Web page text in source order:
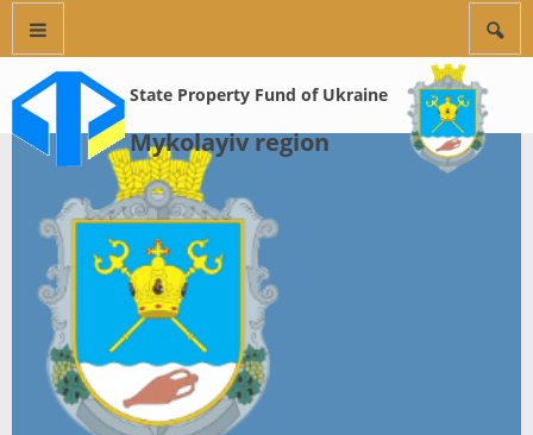
State Property Fund of Ukraine
Mykolayiv region